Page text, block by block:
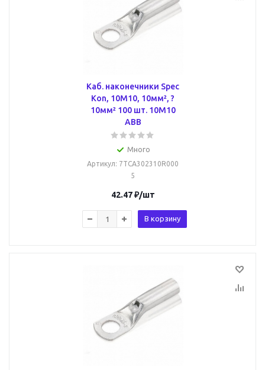
Каб. наконечники Spec
Kon, 10M10, 10мм², ?
10мм² 100 шт. 10M10
ABB
Много
Артикул: 7TCA302310R000
5
42.47₽/шт
В корзину